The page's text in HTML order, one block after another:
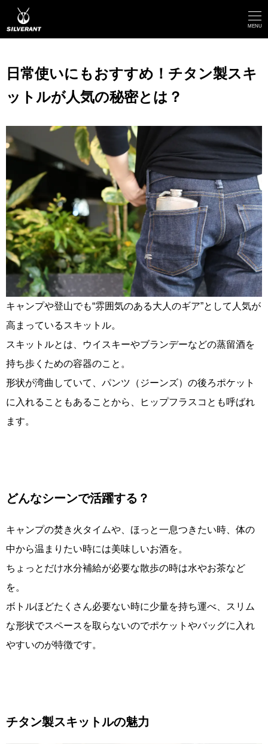
イ
コ
ン
ツ
移
動
MENU
日常使いにもおすすめ！チタン製スキ
ットルが人気の秘密とは？
キャンプや登山でも“雰囲気のある大人のギア”として人気が
高まっているスキットル。
スキットルとは、ウイスキーやブランデーなどの蒸留酒を
持ち歩くための容器のこと。
形状が湾曲していて、パンツ（ジーンズ）の後ろポケット
に入れることもあることから、ヒップフラスコとも呼ばれ
ます。
どんなシーンで活躍する？
キャンプの焚き火タイムや、ほっと一息つきたい時、体の
中から温まりたい時には美味しいお酒を。
ちょっとだけ水分補給が必要な散歩の時は水やお茶など
を。
ボトルほどたくさん必要ない時に少量を持ち運べ、スリム
な形状でスペースを取らないのでポケットやバッグに入れ
やすいのが特徴です。
チタン製スキットルの魅力